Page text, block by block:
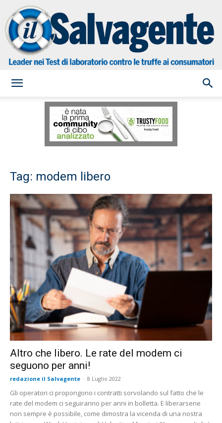
Salvagente
Tag: modem libero
Altro che libero. Le rate del modem ci
seguono per anni!
redazione il Salvagente - 8 Luglio 2022
Gli operatori ci propongono i contratti sorvolando sul fatto che le
rate del modem ci seguiranno per anni in bolletta. E liberarsene
non sempre è possibile, come dimostra la vicenda di una nostra